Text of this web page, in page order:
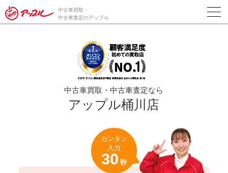
/*ABテスト_新規査定フォームの為のCVボタン*/
中古車買取・
中古車査定のアップル
中古車買取・中古車査定なら
アップル桶川店
カンタン
入力
30 秒